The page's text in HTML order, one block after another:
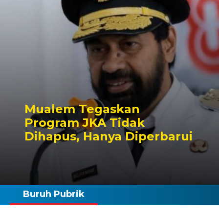
Mualem Tegaskan
Program JKA Tidak
Dihapus, Hanya Diperbarui
Buruh Pubrik